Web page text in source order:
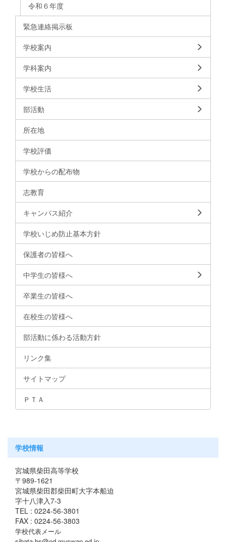
令和６年度
緊急連絡掲示板
学校案内
学科案内
学校生活
部活動
所在地
学校評価
学校からの配布物
志教育
キャンパス紹介
学校いじめ防止基本方針
保護者の皆様へ
中学生の皆様へ
卒業生の皆様へ
在校生の皆様へ
部活動に係わる活動方針
リンク集
サイトマップ
ＰＴＡ
学校情報
宮城県柴田高等学校
〒989-1621
宮城県柴田郡柴田町大字本船迫
字十八津入7-3
TEL : 0224-56-3801
FAX : 0224-56-3803
学校代表メール